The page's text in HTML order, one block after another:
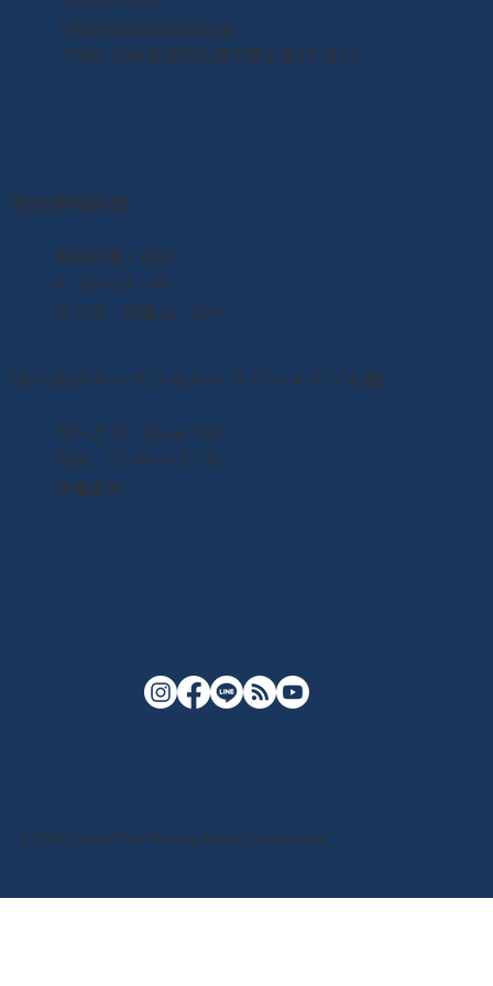
info@yuriageasaichi.jp
〒981-1204 宮城県名取市閖上東3丁目5-1
朝市開場時間
​毎週日曜・祝日
6：00〜13：00
せり市 日曜 10：00〜
ゆりあげキッチン＆ギャラリーメイプル館
月〜土 10：00-16：00
日祝 6：00〜13：00
木曜定休
© 2026 Yuriage Port Morning Market Cooperative